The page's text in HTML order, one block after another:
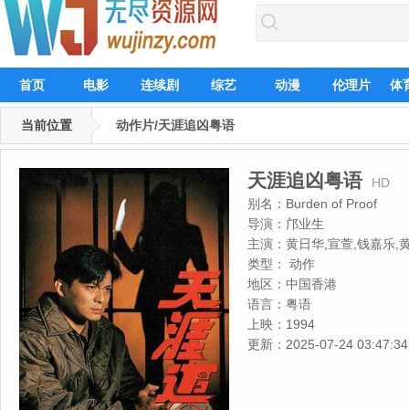
首页 电影 连续剧 综艺 动漫 伦理片 体
当前位置 动作片/天涯追凶粤语
天涯追凶粤语
HD
别名： Burden of Proof
导演： 邝业生
主演： 黄日华,宣萱,钱嘉乐,
英,郑家生,林家栋
类型：
动作
地区： 中国香港
语言： 粤语
上映： 1994
更新： 2025-07-24 03:47:34